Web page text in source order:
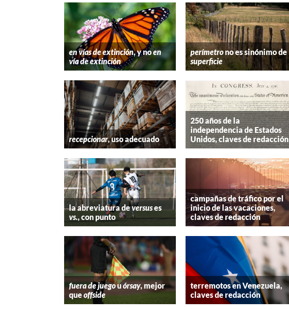
en vías de extinción, y noen
vía de extinción
perímetrono es sinónimo de
superficie
recepcionar, uso adecuado
250 años de la
independencia de Estados
Unidos, claves de redacción
la abreviatura deversuses
vs., con punto
campañas de tráfico por el
inicio de las vacaciones,
claves de redacción
fuera de juegouórsay, mejor
queoffside
terremotos en Venezuela,
claves de redacción